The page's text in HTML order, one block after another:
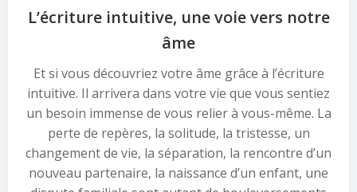
L’écriture intuitive, une voie vers notre
âme
Et si vous découvriez votre âme grâce à l’écriture
intuitive. Il arrivera dans votre vie que vous sentiez
un besoin immense de vous relier à vous-même. La
perte de repères, la solitude, la tristesse, un
changement de vie, la séparation, la rencontre d’un
nouveau partenaire, la naissance d’un enfant, une